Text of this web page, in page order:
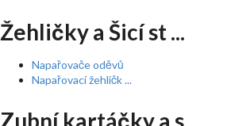
Žehličky a Šicí st ...
Napařovače oděvů
Napařovací žehličk ...
Zubní kartáčky a s ...